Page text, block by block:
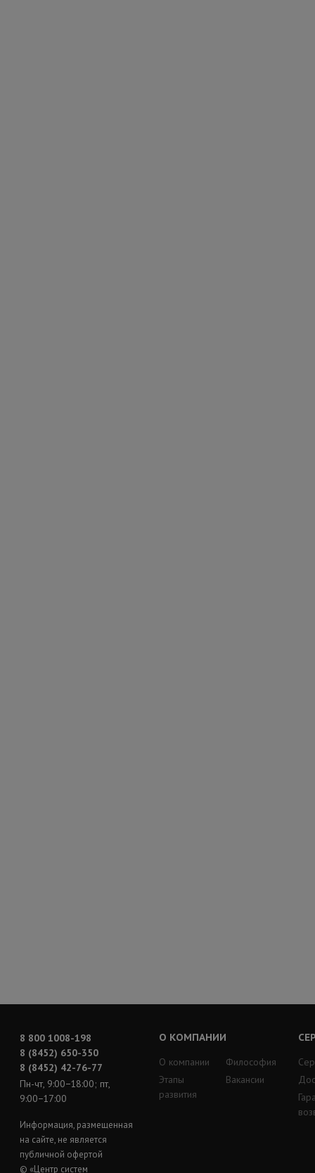
8 800 1008-198
8 (8452) 650-350
8 (8452) 42-76-77
Пн-чт, 9:00−18:00; пт,
9:00−17:00
Информация, размещенная
на сайте, не является
публичной офертой
© «Центр систем
О КОМПАНИИ
О компании
Этапы
развития
Философия
Вакансии